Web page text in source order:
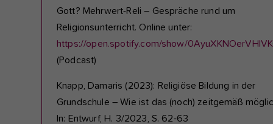
Gott? Mehrwert-Reli – Gespräche rund um
Religionsunterricht. Online unter:
https://open.spotify.com/show/
(Podcast)
Knapp, Damaris (2023): Religiöse Bildung in der
Grundschule – Wie ist das (noch) zeitgemäß
In: Entwurf, H. 3/2023, S. 62-63